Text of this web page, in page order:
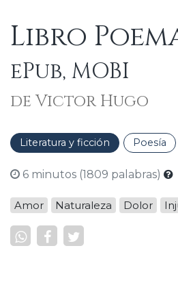
Libro
ePub, MOBI
de Victor Hugo
Literatura y ficción Poesía
6 minutos (1809 palabras)
Amor Naturaleza Dolor